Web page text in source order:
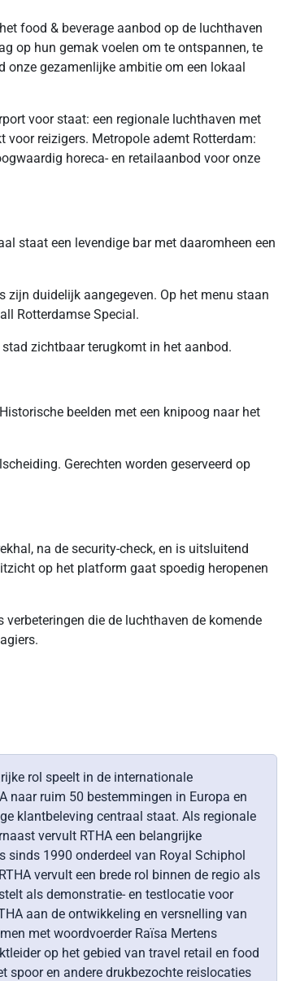
food & beverage aanbod op de luchthaven
op hun gemak voelen om te ontspannen, te
onze gezamenlijke ambitie om een lokaal
voor staat: een regionale luchthaven met
voor reizigers. Metropole ademt Rotterdam:
horeca- en retailaanbod voor onze
staat een levendige bar met daaromheen een
zijn duidelijk aangegeven. Op het menu staan
Rotterdamse Special.
zichtbaar terugkomt in het aanbod.
beelden met een knipoog naar het
Gerechten worden geserveerd op
na de security-check, en is uitsluitend
op het platform gaat spoedig heropenen
die de luchthaven de komende
rol speelt in de internationale
naar ruim 50 bestemmingen in Europa en
klantbeleving centraal staat. Als regionale
vervult RTHA een belangrijke
sinds 1990 onderdeel van Royal Schiphol
vervult een brede rol binnen de regio als
als demonstratie- en testlocatie voor
aan de ontwikkeling en versnelling van
met woordvoerder Raïsa Mertens
op het gebied van travel retail en food
spoor en andere drukbezochte reislocaties